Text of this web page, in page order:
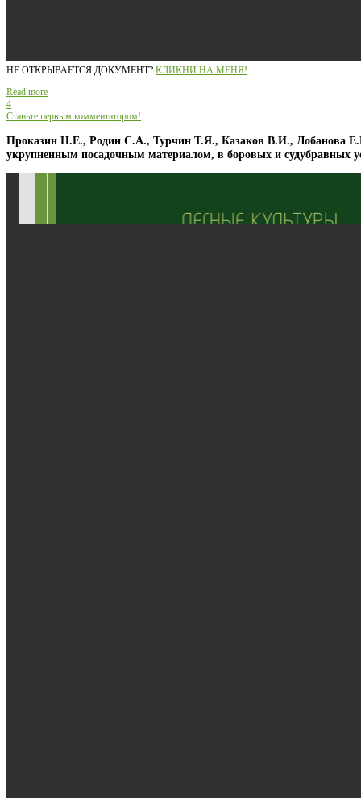
НЕ ОТКРЫВАЕТСЯ ДОКУМЕНТ? КЛИКНИ НА МЕНЯ!
Read more
4
Станьте первым комментатором!
Проказин Н.Е., Родин С.А., Турчин Т.Я., Казаков В.И., Лобанова
укрупненным посадочным материалом, в боровых и судубравных